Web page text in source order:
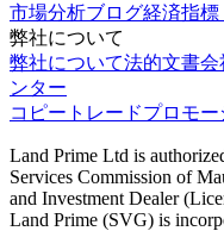
市場分析ブログ経済指標
弊社について
弊社について法的文書会
ンター
コピートレードプロモー
Land Prime Ltd is
Services Commission of
and Investment Dealer
Land Prime (SVG) is